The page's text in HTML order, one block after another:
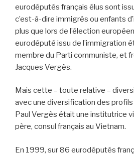
eurodéputés français élus sont
c’est-à-dire immigrés ou enfants
plus que lors de l’élection
eurodéputé issu de l’immigration
membre du Parti communiste, et
Jacques Vergès.
Mais cette – toute relative –
avec une diversification des profils
Paul Vergès était une institutrice
père, consul français au Vietnam.
En 1999, sur 86 eurodéputés